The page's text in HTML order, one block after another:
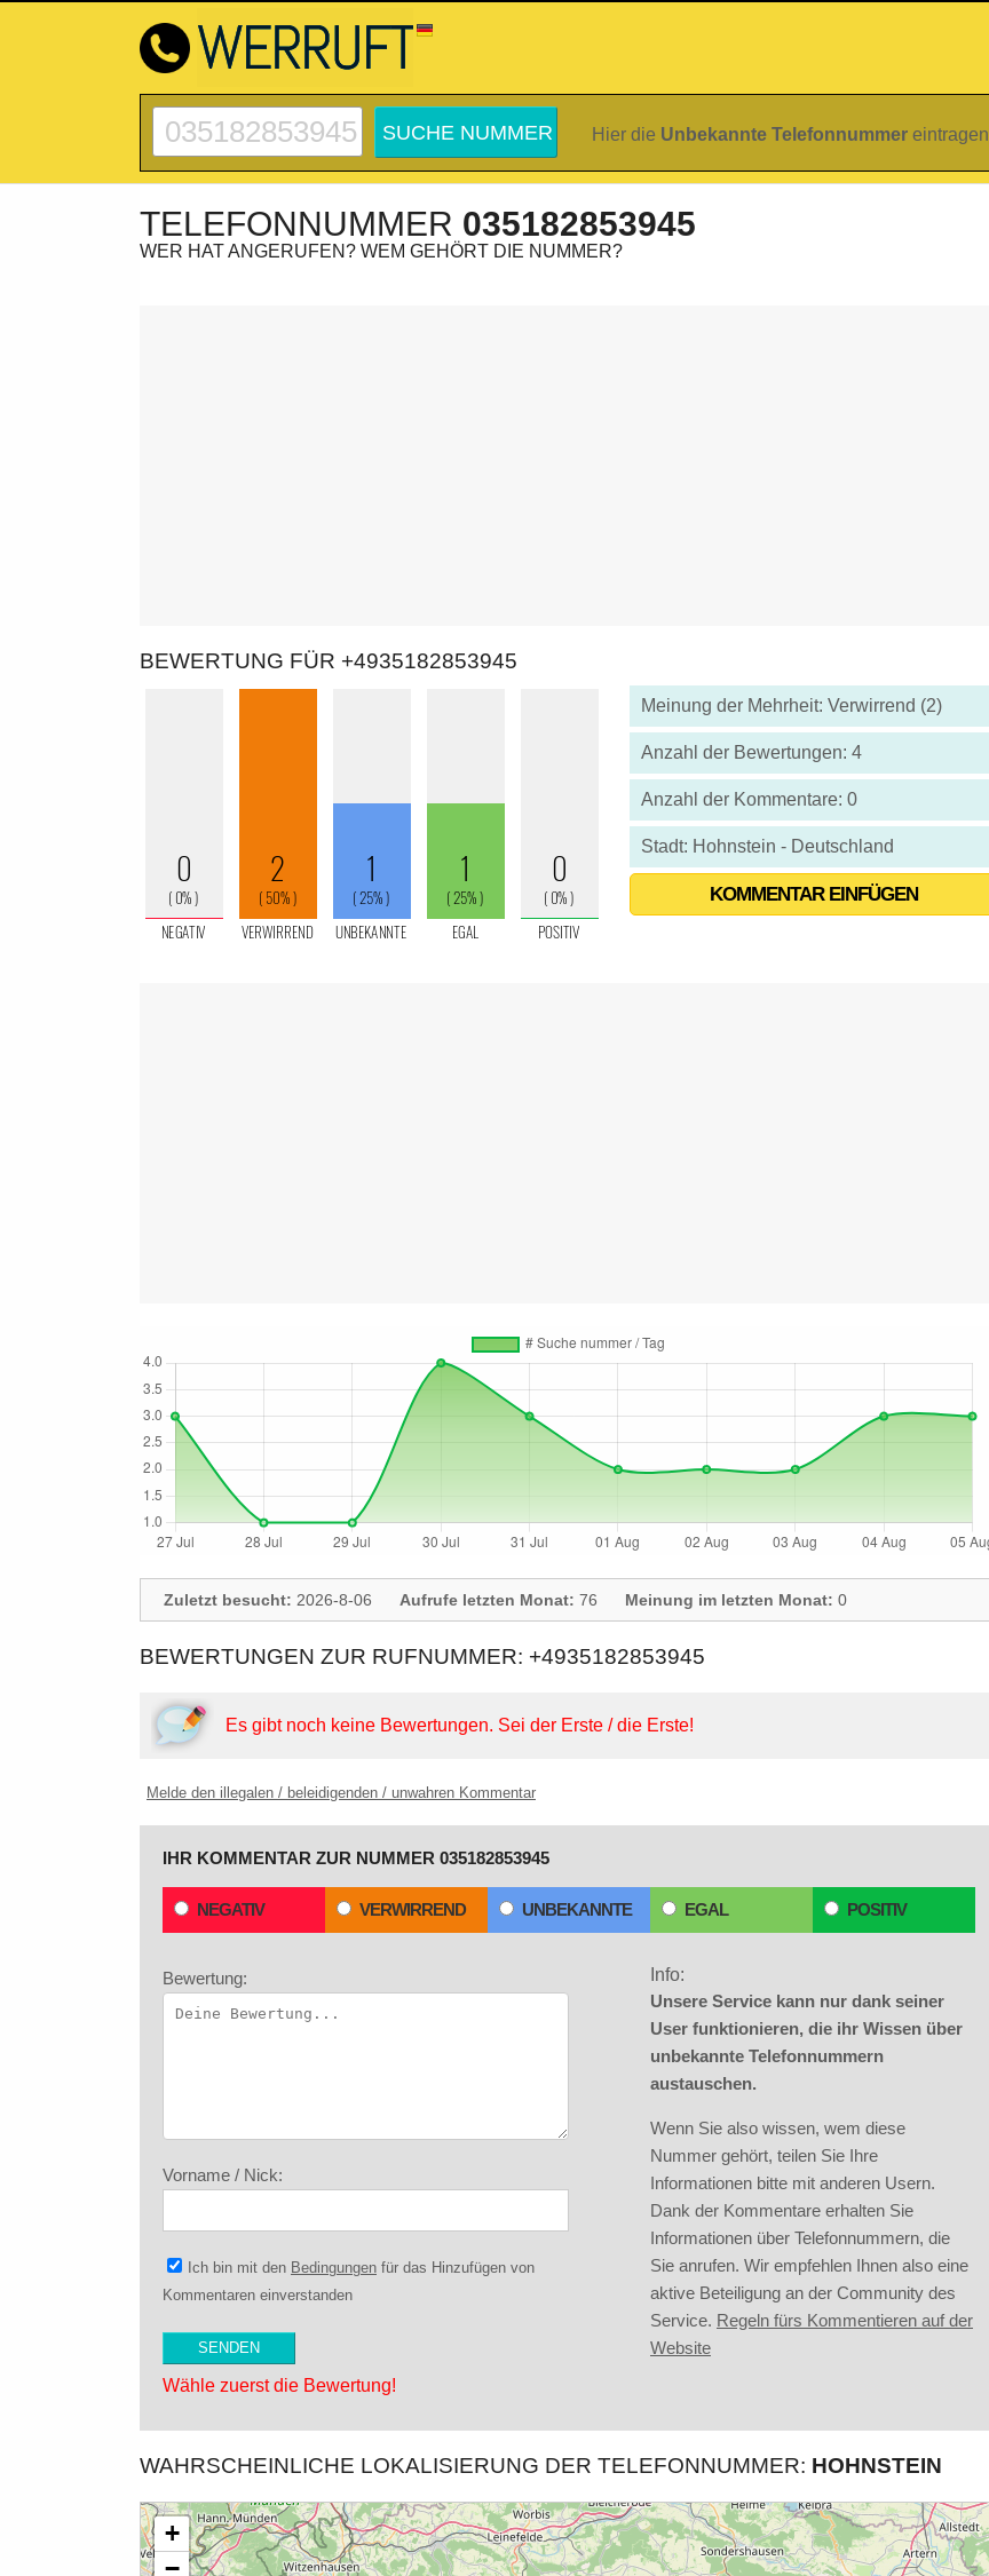
Hier die Unbekannte Telefonnummer eintragen
TELEFONNUMMER 035182853945
WER HAT ANGERUFEN? WEM GEHÖRT DIE NUMMER?
BEWERTUNG FÜR +4935182853945
Meinung der Mehrheit: Verwirrend (2)
Anzahl der Bewertungen: 4
Anzahl der Kommentare: 0
Stadt: Hohnstein - Deutschland
KOMMENTAR EINFÜGEN
Zuletzt besucht: 2026-8-06 Aufrufe letzten Monat: 76 Meinung im letzten Monat: 0
BEWERTUNGEN ZUR RUFNUMMER: +4935182853945
Es gibt noch keine Bewertungen. Sei der Erste / die Erste!
Melde den illegalen / beleidigenden / unwahren Kommentar
IHR KOMMENTAR ZUR NUMMER 035182853945
NEGATIV VERWIRREND UNBEKANNTE EGAL POSITIV
Bewertung:
Vorname / Nick:
Ich bin mit den Bedingungen für das Hinzufügen von
Kommentaren einverstanden
Wähle zuerst die Bewertung!
Info:
Unsere Service kann nur dank seiner
User funktionieren, die ihr Wissen über
unbekannte Telefonnummern
austauschen.
Wenn Sie also wissen, wem diese
Nummer gehört, teilen Sie Ihre
Informationen bitte mit anderen Usern.
Dank der Kommentare erhalten Sie
Informationen über Telefonnummern, die
Sie anrufen. Wir empfehlen Ihnen also eine
aktive Beteiligung an der Community des
Service. Regeln fürs Kommentieren auf der
Website
WAHRSCHEINLICHE LOKALISIERUNG DER TELEFONNUMMER: HOHNSTEIN